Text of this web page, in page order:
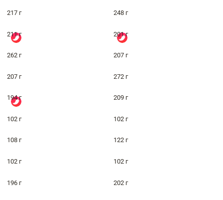
217 г 248 г
211 г 201 г
262 г 207 г
207 г 272 г
194 г 209 г
102 г 102 г
108 г 122 г
102 г 102 г
196 г 202 г